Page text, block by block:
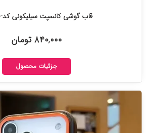
قاب گوشی کانسپت سیلیکونی کد-۱۸۰۳۸۰
۸۴۰,۰۰۰ تومان
جزئیات محصول